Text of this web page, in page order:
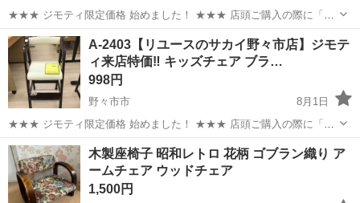
★★★ ジモティ限定価格 始めました！ ★★★ 店頭ご購入の際に「ジ
モティを見た」と言っていただくと、ジモティ限定価格(表示価格より
7%OFF)でのご購入が可能です。 是非、店頭にてスタッフまでお伝え
くださいませ。 ...
石川 野々市市 椅子
A-2403【リユースのサカイ野々市店】ジモテ
ィ来店特価‼ キッズチェア ブラ…
998円
野々市市
8月1日
★★★ ジモティ限定価格 始めました！ ★★★ 店頭ご購入の際に「ジ
モティを見た」と言っていただくと、ジモティ限定価格(表示価格より
7%OFF)でのご購入が可能です。 是非、店頭にてスタッフまでお伝え
くださいませ。 ...
石川 野々市市 椅子
木製座椅子 昭和レトロ 花柄 ゴブラン織り ア
ームチェア ウッドチェア
1,500円